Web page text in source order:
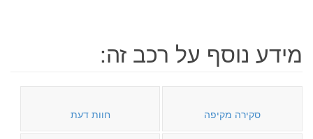
מידע נוסף על רכב זה:
סקירה מקיפה חוות דעת